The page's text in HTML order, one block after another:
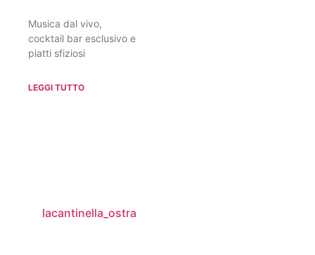
Musica dal vivo,
cocktail bar esclusivo e
piatti sfiziosi
LEGGI TUTTO
lacantinella_ostra